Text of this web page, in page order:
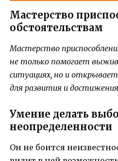
Мастерство
обстоятельствам
Мастерство
не только помогает
ситуациях, но и
для развития и
Умение делать
неопределенности
Он не боится